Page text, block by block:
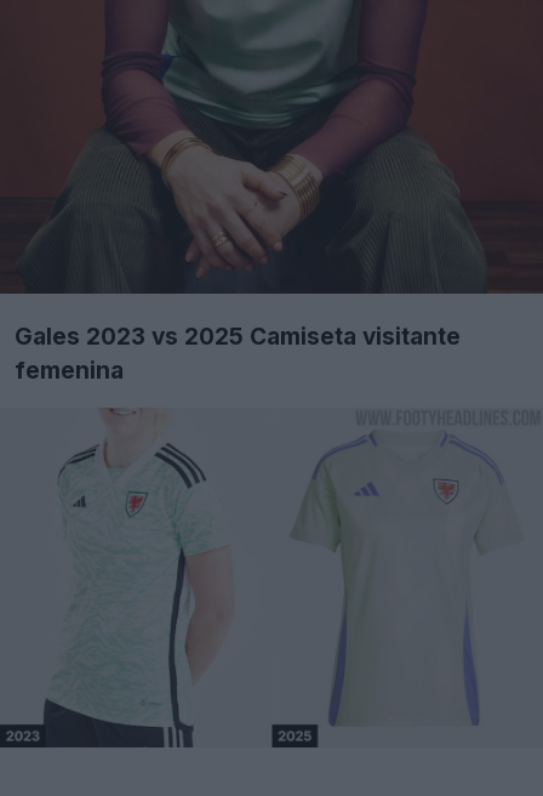
Gales 2023 vs 2025 Camiseta visitante
femenina